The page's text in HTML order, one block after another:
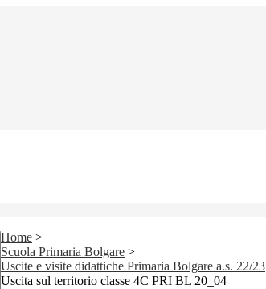
Home >
Scuola Primaria Bolgare >
Uscite e visite didattiche Primaria Bolgare a.s. 22/23
Uscita sul territorio classe 4C PRI BL 20_04